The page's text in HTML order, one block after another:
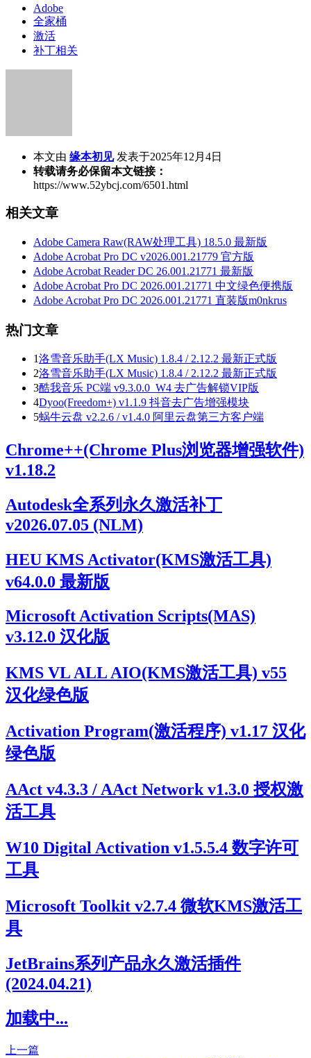
Adobe
全家桶
激活
补丁相关
本文由 缘本初见 发表于2025年12月4日
转载请务必保留本文链接：
https://www.52ybcj.com/6501.html
相关文章
Adobe Camera Raw(RAW处理工具) 18.5.0 最新版
Adobe Acrobat Pro DC v2026.001.21779 官方版
Adobe Acrobat Reader DC 26.001.21771 最新版
Adobe Acrobat Pro DC 2026.001.21771 中文绿色便携版
Adobe Acrobat Pro DC 2026.001.21771 直装版m0nkrus
热门文章
1洛雪音乐助手(LX Music) 1.8.4 / 2.12.2 最新正式版
2洛雪音乐助手(LX Music) 1.8.4 / 2.12.2 最新正式版
3酷我音乐 PC端 v9.3.0.0_W4 去广告解锁VIP版
4Dyoo(Freedom+) v1.1.9 抖音去广告增强模块
5蜗牛云盘 v2.2.6 / v1.4.0 阿里云盘第三方客户端
Chrome++(Chrome Plus浏览器增强软件)
v1.18.2
Autodesk全系列永久激活补丁
v2026.07.05 (NLM)
HEU KMS Activator(KMS激活工具)
v64.0.0 最新版
Microsoft Activation Scripts(MAS)
v3.12.0 汉化版
KMS VL ALL AIO(KMS激活工具) v55
汉化绿色版
Activation Program(激活程序) v1.17 汉化
绿色版
AAct v4.3.3 / AAct Network v1.3.0 授权激
活工具
W10 Digital Activation v1.5.5.4 数字许可
工具
Microsoft Toolkit v2.7.4 微软KMS激活工
具
JetBrains系列产品永久激活插件
(2024.04.21)
加载中...
上一篇